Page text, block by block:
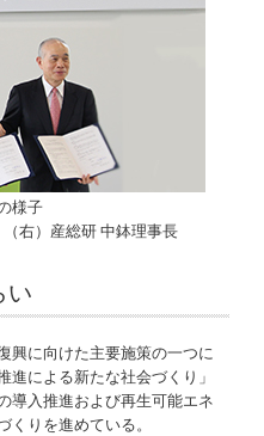
様子
右）産総研 中鉢理事長
い
興に向けた主要施策の一つに
進による新たな社会づくり」
導入推進および再生可能エネ
くりを進めている。